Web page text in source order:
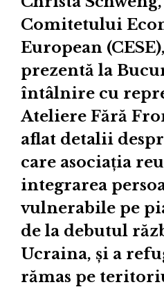
Comitetului
European
prezentă la
întâlnire cu
Ateliere Fără
aflat detalii
care asociația
integrarea
vulnerabile pe
de la debutul
Ucraina, și a
rămas pe